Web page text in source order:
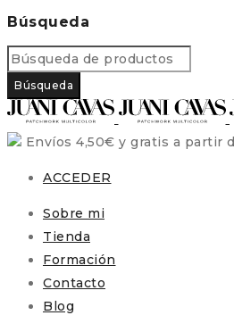
Búsqueda
Envíos 4,50€ y gratis a partir
ACCEDER
Sobre mi
Tienda
Formación
Contacto
Blog